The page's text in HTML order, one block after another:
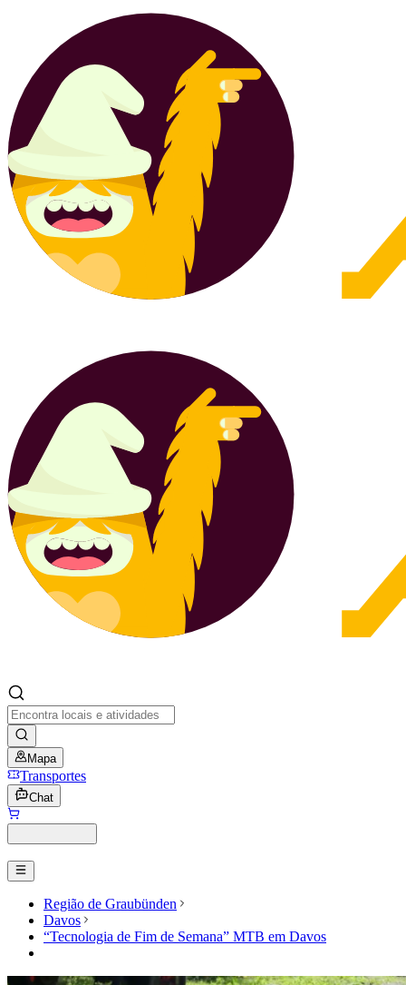
Mapa
Transportes
Chat
Região de Graubünden
Davos
“Tecnologia de Fim de Semana” MTB em Davos